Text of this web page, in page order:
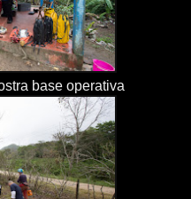
base operativa